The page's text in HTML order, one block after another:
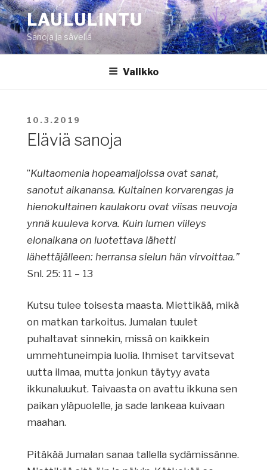
Siirry
sisältöönLAULULINTU
Sanoja ja säveliä
Valikko
JULKAISTU
10.3.2019
Eläviä sanoja
”Kultaomenia hopeamaljoissa ovat sanat,
sanotut aikanansa. Kultainen korvarengas ja
hienokultainen kaulakoru ovat viisas neuvoja
ynnä kuuleva korva. Kuin lumen viileys
elonaikana on luotettava lähetti
lähettäjälleen: herransa sielun hän virvoittaa.”
Snl. 25: 11 – 13
Kutsu tulee toisesta maasta. Miettikää, mikä
on matkan tarkoitus. Jumalan tuulet
puhaltavat sinnekin, missä on kaikkein
ummehtuneimpia luolia. Ihmiset tarvitsevat
uutta ilmaa, mutta jonkun täytyy avata
ikkunaluukut. Taivaasta on avattu ikkuna sen
paikan yläpuolelle, ja sade lankeaa kuivaan
maahan.
Pitäkää Jumalan sanaa tallella sydämissänne.